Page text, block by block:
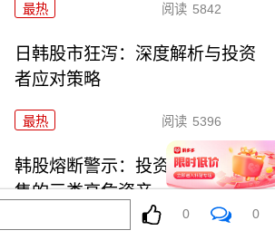
最热 阅读 5842
日韩股市狂泻：深度解析与投资
者应对策略
最热 阅读 5396
韩股熔断警示：投资者应果断抛
售的三类高危资产
最热
0 0